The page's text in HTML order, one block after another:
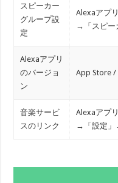
スピーカー
グループ設
定
Alexaアプ
→「スピー
Alexaアプリ
のバージョ
ン
App Store /
音楽サービ
スのリンク
Alexaアプ
→「設定」